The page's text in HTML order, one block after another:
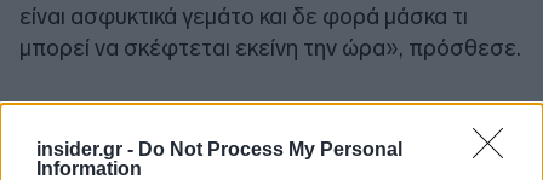
insider.gr - Do Not Process My Personal
Information
είναι ασφυκτικά γεμάτο και δε φορά μάσκα τι
μπορεί να σκέφτεται εκείνη την ώρα», πρόσθεσε.
πρώτοι όλες τις
ειδήσεις από την Ελλάδα και τον κόσμο.